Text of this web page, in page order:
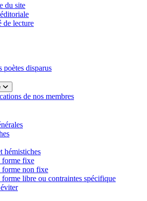
du site
de lecture
poètes disparus
de nos membres
hémistiches
forme fixe
forme non fixe
forme libre ou contraintes spécifique